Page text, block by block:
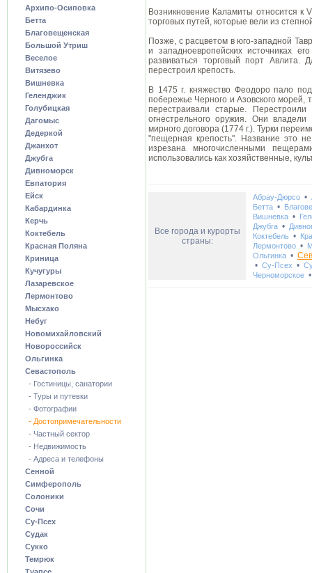
Архипо-Осиповка
Бетта
Благовещенская
Большой Утриш
Веселое
Витязево
Вишневка
Геленджик
Голубицкая
Дагомыс
Дедеркой
Джанхот
Джубга
Дивноморск
Евпатория
Ейск
Кабардинка
Керчь
Коктебель
Красная Поляна
Криница
Кучугуры
Лазаревское
Лермонтово
Мысхако
Небуг
Новомихайловский
Новороссийск
Ольгинка
Севастополь
- Гостиницы, санатории
- Туры и путевки
- Фотографии
- Достопримечательности
- Частный сектор
- Недвижимость
- Адреса и телефоны
Сенной
Симферополь
Солоники
Сочи
Су-Псех
Судак
Сукко
Темрюк
Возникновение Каламиты относится к
торговых путей, которые вели из
Позже, с расцветом в юго-западной
и западноевропейских источниках
развиваться торговый порт Авлита.
перестроил крепость.
В 1475 г. княжество Феодоро пало
побережье Черного и Азовского морей,
перестраивали старые.
огнестрельного оружия. Они
мирного договора (1774 г.). Турки
"пещерная крепость". Название это
изрезана многочисленными
использовались как хозяйственные,
Все города и курорты
страны:
Абрау-Дюрсо •
Бетта •
Вишневка •
Джубга •
Коктебель •
Лермонтово •
Ольгинка •
• Су-Псех •
Черноморское